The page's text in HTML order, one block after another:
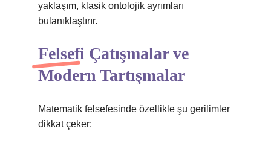
yaklaşım, klasik ontolojik ayrımları
bulanıklaştırır.
Felsefi Çatışmalar ve
Modern Tartışmalar
Matematik felsefesinde özellikle şu gerilimler
dikkat çeker: